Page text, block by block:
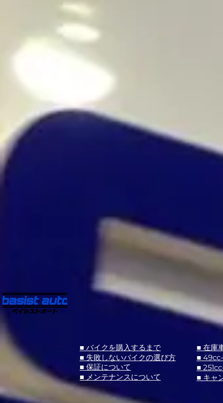
■ バイクを購入するまで
■ 失敗しないバイクの選び方
■ 保証について
■ メンテナンスについて
■ 在庫
■
■
■ キャ